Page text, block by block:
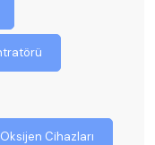
Oksijen Cihazları